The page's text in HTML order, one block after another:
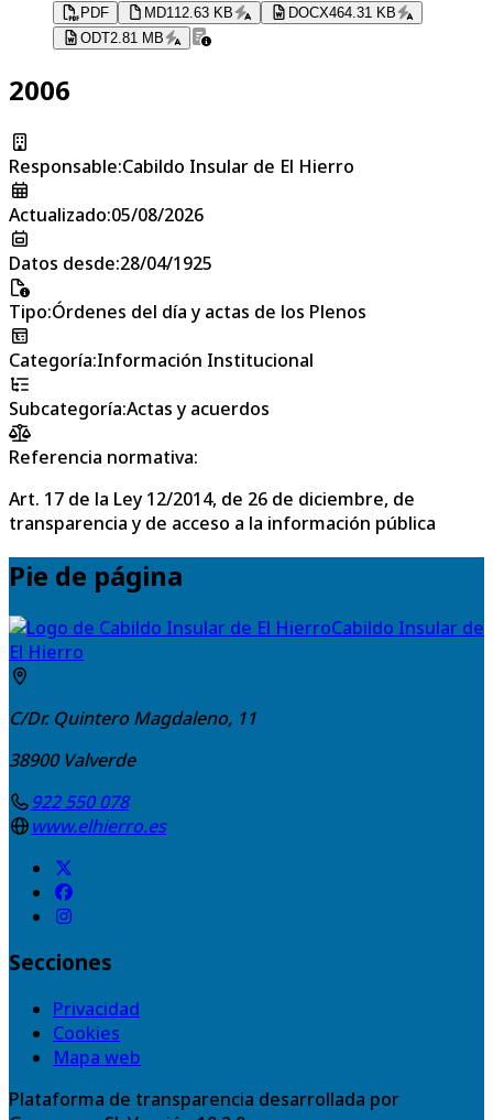
PDF MD112.63 KB DOCX464.31 KB
ODT2.81 MB
2006
Responsable:Cabildo Insular de El Hierro
Actualizado:05/08/2026
Datos desde:28/04/1925
Tipo:Órdenes del día y actas de los Plenos
Categoría:Información Institucional
Subcategoría:Actas y acuerdos
Referencia normativa:
Art. 17 de la Ley 12/2014, de 26 de diciembre, de
transparencia y de acceso a la información pública
Pie de página
Cabildo Insular de
El Hierro
C/Dr. Quintero Magdaleno, 11
38900 Valverde
922 550 078
www.elhierro.es
Secciones
Privacidad
Cookies
Mapa web
Plataforma de transparencia desarrollada por